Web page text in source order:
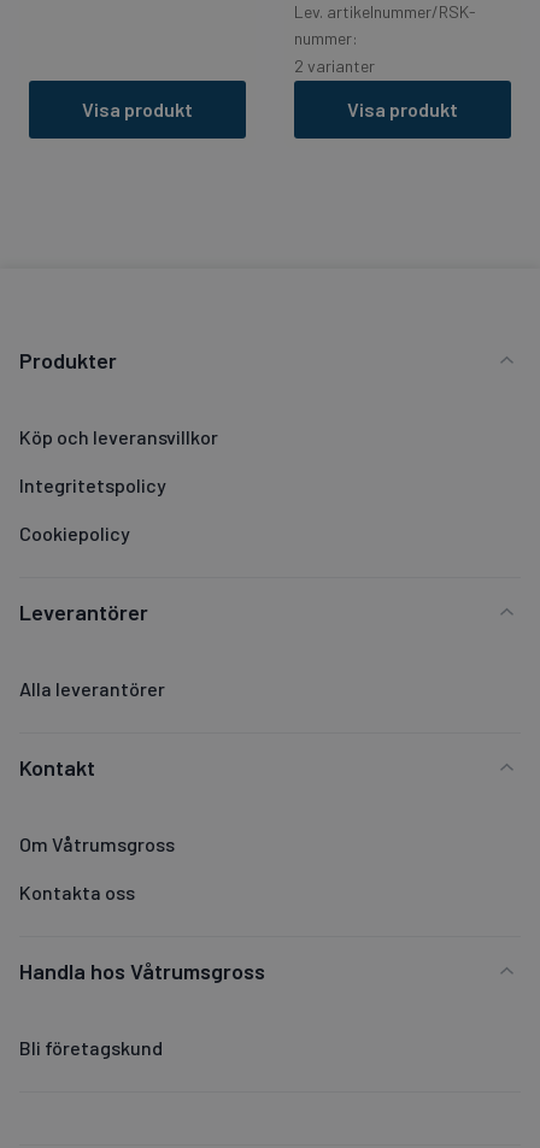
Visa produkt
Lev. artikelnummer/RSK-
nummer:
2 varianter
Visa produkt
Produkter
Köp och leveransvillkor
Integritetspolicy
Cookiepolicy
Leverantörer
Alla leverantörer
Kontakt
Om Våtrumsgross
Kontakta oss
Handla hos Våtrumsgross
Bli företagskund